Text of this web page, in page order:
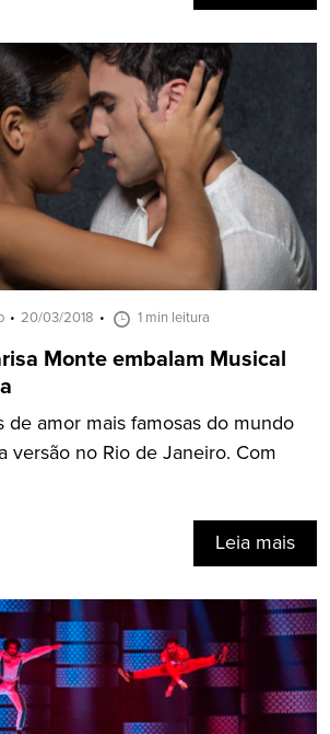
20/03/2018 1 min leitura
Monte embalam Musical
de amor mais famosas do mundo
versão no Rio de Janeiro. Com
Leia mais